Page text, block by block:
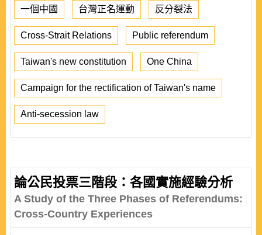
一個中國 台灣正名運動 反分裂法
Cross-Strait Relations Public referendum
Taiwan's new constitution One China
Campaign for the rectification of Taiwan's name
Anti-secession law
論公民投票三階段：各國實施經驗分析
A Study of the Three Phases of Referendums:
Cross-Country Experiences